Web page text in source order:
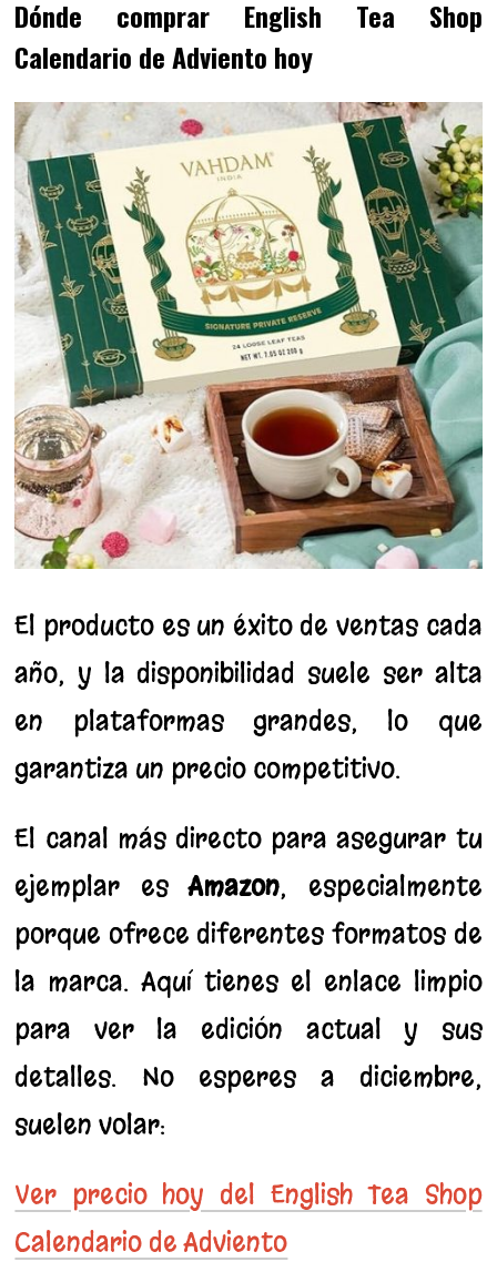
Dónde comprar English Tea Shop
Calendario de Adviento hoy
El producto es un éxito de ventas cada
año, y la disponibilidad suele ser alta
en plataformas grandes, lo que
garantiza un precio competitivo.
El canal más directo para asegurar tu
ejemplar esAmazon, especialmente
porque ofrece diferentes formatos de
la marca. Aquí tienes el enlace limpio
para ver la edición actual y sus
detalles. No esperes a diciembre,
suelen volar:
Ver precio hoy del English Tea Shop
Calendario de Adviento